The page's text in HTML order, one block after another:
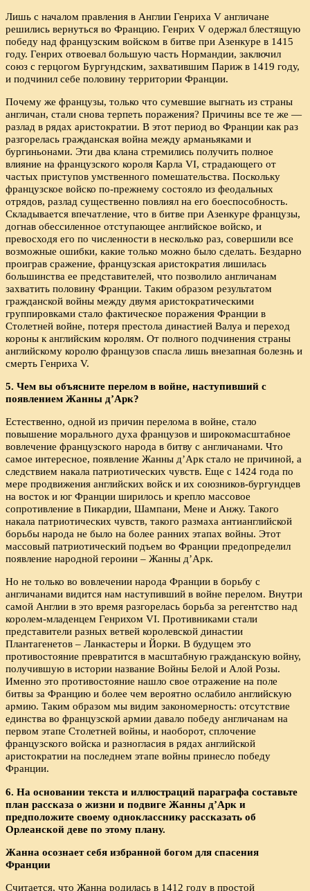
Лишь с началом правления в Англии Генриха V англичане
решились вернуться во Францию. Генрих V одержал блестящую
победу над французским войском в битве при Азенкуре в 1415
году. Генрих отвоевал большую часть Нормандии, заключил
союз с герцогом Бургундским, захватившим Париж в 1419 году,
и подчинил себе половину территории Франции.
Почему же французы, только что сумевшие выгнать из страны
англичан, стали снова терпеть поражения? Причины все те же —
разлад в рядах аристократии. В этот период во Франции как раз
разгорелась гражданская война между арманьяками и
бургиньонами. Эти два клана стремились получить полное
влияние на французского короля Карла VI, страдающего от
частых приступов умственного помешательства. Поскольку
французское войско по-прежнему состояло из феодальных
отрядов, разлад существенно повлиял на его боеспособность.
Складывается впечатление, что в битве при Азенкуре французы,
догнав обессиленное отступающее английское войско, и
превосходя его по численности в несколько раз, совершили все
возможные ошибки, какие только можно было сделать. Бездарно
проиграв сражение, французская аристократия лишилась
большинства ее представителей, что позволило англичанам
захватить половину Франции. Таким образом результатом
гражданской войны между двумя аристократическими
группировками стало фактическое поражения Франции в
Столетней войне, потеря престола династией Валуа и переход
короны к английским королям. От полного подчинения страны
английскому королю французов спасла лишь внезапная болезнь и
смерть Генриха V.
5. Чем вы объясните перелом в войне, наступивший с
появлением Жанны д’Арк?
Естественно, одной из причин перелома в войне, стало
повышение морального духа французов и широкомасштабное
вовлечение французского народа в битву с англичанами. Что
самое интересное, появление Жанны д’Арк стало не причиной, а
следствием накала патриотических чувств. Еще с 1424 года по
мере продвижения английских войск и их союзников-бургундцев
на восток и юг Франции ширилось и крепло массовое
сопротивление в Пикардии, Шампани, Мене и Анжу. Такого
накала патриотических чувств, такого размаха антианглийской
борьбы народа не было на более ранних этапах войны. Этот
массовый патриотический подъем во Франции предопределил
появление народной героини – Жанны д’Арк.
Но не только во вовлечении народа Франции в борьбу с
англичанами видится нам наступивший в войне перелом. Внутри
самой Англии в это время разгорелась борьба за регентство над
королем-младенцем Генрихом VI. Противниками стали
представители разных ветвей королевской династии
Плантагенетов – Ланкастеры и Йорки. В будущем это
противостояние превратится в масштабную гражданскую войну,
получившую в истории название Войны Белой и Алой Розы.
Именно это противостояние нашло свое отражение на поле
битвы за Францию и более чем вероятно ослабило английскую
армию. Таким образом мы видим закономерность: отсутствие
единства во французской армии давало победу англичанам на
первом этапе Столетней войны, и наоборот, сплочение
французского войска и разногласия в рядах английской
аристократии на последнем этапе войны принесло победу
Франции.
6. На основании текста и иллюстраций параграфа составьте
план рассказа о жизни и подвиге Жанны д’Арк и
предположите своему однокласснику рассказать об
Орлеанской деве по этому плану.
Жанна осознает себя избранной богом для спасения
Франции
Считается, что Жанна родилась в 1412 году в простой